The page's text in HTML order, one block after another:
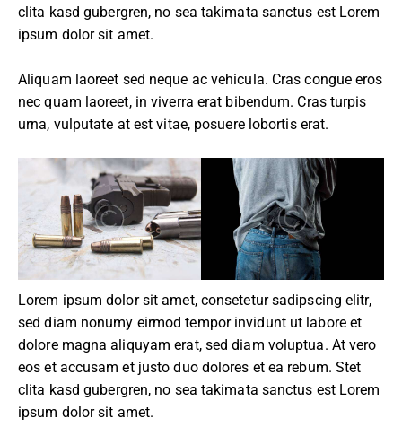
clita kasd gubergren, no sea takimata sanctus est Lorem
ipsum dolor sit amet.
Aliquam laoreet sed neque ac vehicula. Cras congue eros
nec quam laoreet, in viverra erat bibendum. Cras turpis
urna, vulputate at est vitae, posuere lobortis erat.
Lorem ipsum dolor sit amet, consetetur sadipscing elitr,
sed diam nonumy eirmod tempor invidunt ut labore et
dolore magna aliquyam erat, sed diam voluptua. At vero
eos et accusam et justo duo dolores et ea rebum. Stet
clita kasd gubergren, no sea takimata sanctus est Lorem
ipsum dolor sit amet.